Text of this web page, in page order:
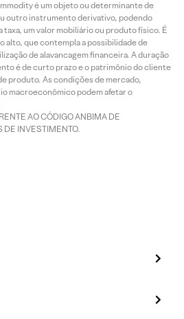
é um objeto ou determinante de
outro instrumento derivativo, podendo
um valor mobiliário ou produto físico. É
alto, que contempla a possibilidade de
de alavancagem financeira. A duração
é de curto prazo e o patrimônio do cliente
produto. As condições de mercado,
macroeconômico podem afetar o
AO CÓDIGO ANBIMA DE
DE INVESTIMENTO.